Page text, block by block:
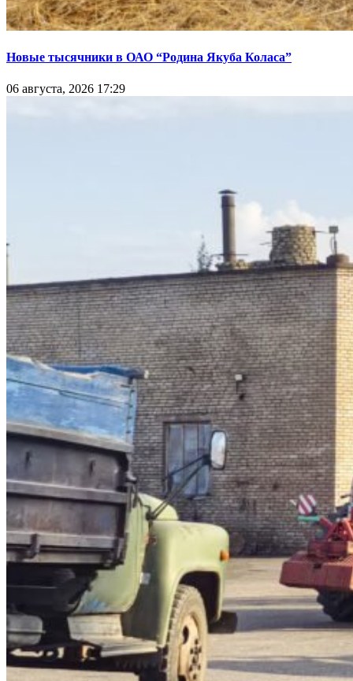
Новые тысячники в ОАО “Родина Якуба Коласа”
06 августа, 2026 17:29